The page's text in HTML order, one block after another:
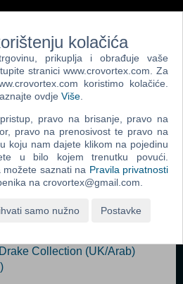
4)
(PS 4)
Starter Pack (N) (PS 4)
Collection (UK/Arab)
kolačića
prikuplja i obrađuje vaše
stranici www.crovortex.com. Za
koristimo kolačiće.
ovdje Više
pravo na brisanje, pravo na
pravo na prenosivost te pravo na
koju nam dajete klikom na pojedinu
u bilo kojem trenutku povući.
saznati na Pravila privatnosti
na crovortex@gmail.com.
samo nužno Postavke